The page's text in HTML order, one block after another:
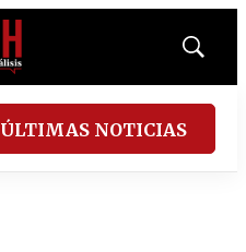
Mostrar
ÚLTIMAS NOTICIAS